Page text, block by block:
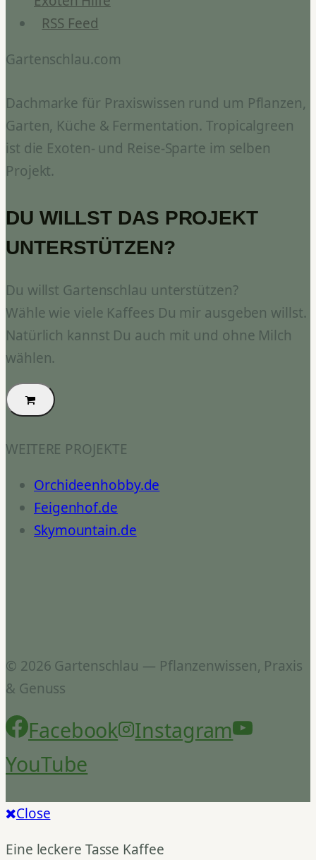
RSS Feed
Gartenschlau.com
Dachmarke für Praxiswissen rund um Pflanzen,
Garten, Küche & Fermentation. Tropicalgreen
ist die Exoten- und Reise-Sparte im selben
Projekt.
DU WILLST DAS PROJEKT
UNTERSTÜTZEN?
Du willst Gartenschlau unterstützen?
Wähle wie viele Kaffees Du mir ausgeben willst.
Natürlich kannst Du auch mit und ohne Milch
wählen.
WEITERE PROJEKTE
Orchideenhobby.de
Feigenhof.de
Skymountain.de
© 2026 Gartenschlau — Pflanzenwissen, Praxis
& Genuss
Facebook
Instagram
YouTube
Close
Eine leckere Tasse Kaffee